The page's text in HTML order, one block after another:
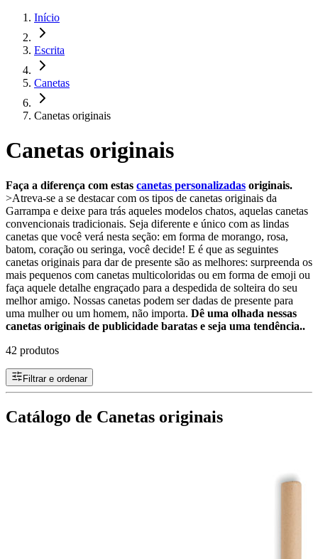
Início
Escrita
Canetas
Canetas originais
Canetas originais
Faça a diferença com estas canetas personalizadas originais.
>Atreva-se a se destacar com os tipos de canetas originais da
Garrampa e deixe para trás aqueles modelos chatos, aquelas canetas
convencionais tradicionais. Seja diferente e único com as lindas
canetas que você verá nesta seção: em forma de morango, rosa,
batom, coração ou seringa, você decide! E é que as seguintes
canetas originais para dar de presente são as melhores: surpreenda os
mais pequenos com canetas multicoloridas ou em forma de emoji ou
faça aquele detalhe engraçado para a despedida de solteira do seu
melhor amigo. Nossas canetas podem ser dadas de presente para
uma mulher ou um homem, não importa. Dê uma olhada nessas
canetas originais de publicidade baratas e seja uma tendência..
42 produtos
Filtrar e ordenar
Catálogo de Canetas originais